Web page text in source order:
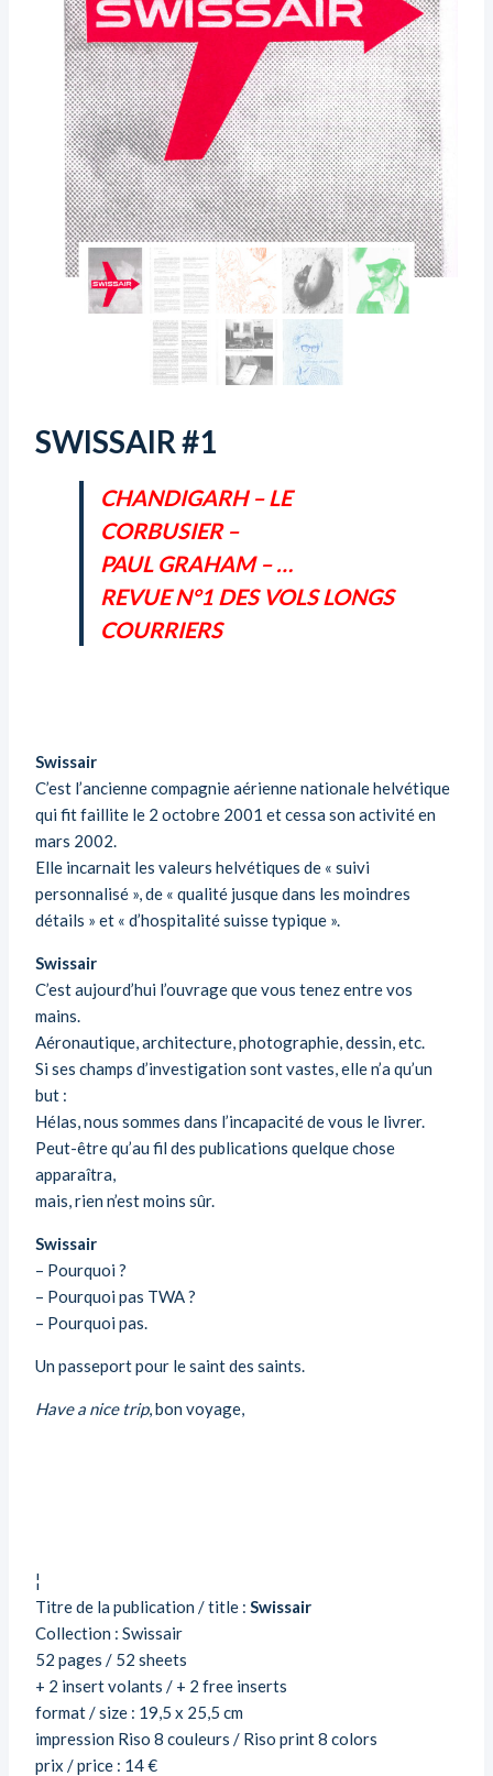
SWISSAIR #1
CHANDIGARH – LE
CORBUSIER –
PAUL GRAHAM – …
REVUE N°1 DES VOLS LONGS
COURRIERS
Swissair
C’est l’ancienne compagnie aérienne nationale helvétique
qui fit faillite le 2 octobre 2001 et cessa son activité en
mars 2002.
Elle incarnait les valeurs helvétiques de « suivi
personnalisé », de « qualité jusque dans les moindres
détails » et « d’hospitalité suisse typique ».
Swissair
C’est aujourd’hui l’ouvrage que vous tenez entre vos
mains.
Aéronautique, architecture, photographie, dessin, etc.
Si ses champs d’investigation sont vastes, elle n’a qu’un
but :
Hélas, nous sommes dans l’incapacité de vous le livrer.
Peut-être qu’au fil des publications quelque chose
apparaîtra,
mais, rien n’est moins sûr.
Swissair
– Pourquoi ?
– Pourquoi pas TWA?
– Pourquoi pas.
Un passeport pour le saint des saints.
Have a nice trip, bon voyage,
¦
Titre de la publication / title : Swissair
Collection : Swissair
52 pages / 52 sheets
+ 2 insert volants / + 2 free inserts
format / size : 19,5 x 25,5 cm
impression Riso 8 couleurs / Riso print 8 colors
prix / price : 14 €